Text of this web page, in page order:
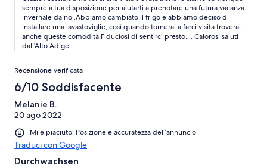
neve che iniziano praticamente dentro casa.Difetti?vacanza
troppo breve.Straconsigliata!
sempre a tua disposizione per aiutarti a prenotare una futura vacanza
invernale da noi.Abbiamo cambiato il frigo e abbiamo deciso di
installare una lavastoviglie, così quando tornerai a farci visita troverai
anche queste comodità.Fiduciosi di sentirci presto.... Calorosi saluti
dall'Alto Adige
Recensione verificata
6/10 Soddisfacente
Melanie B.
20 ago 2022
Mi è piaciuto: Posizione e accuratezza dell’annuncio
Traduci con Google
Durchwachsen